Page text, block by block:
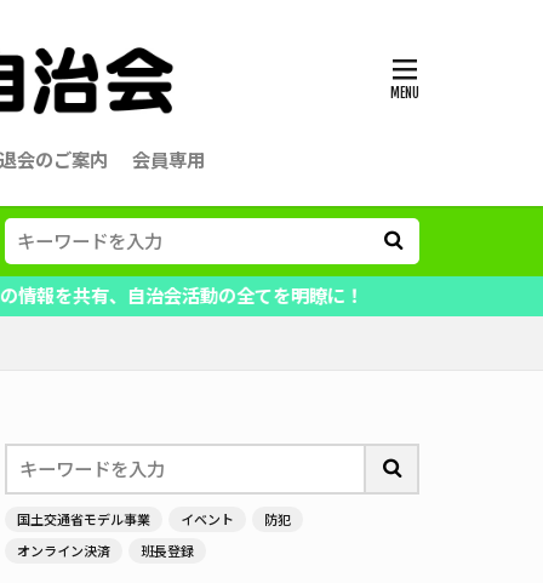
会のご案内 会員専用
自治会活動の全てを明瞭に！
国土交通省モデル事業 イベント
防犯
オンライン決済
班長登録